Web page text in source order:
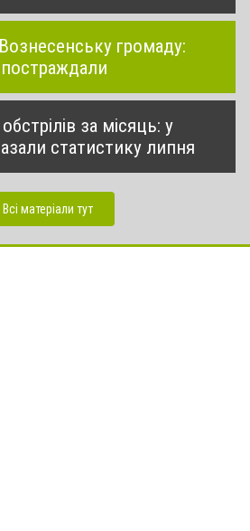
громаду:
за місяць: у
статистику липня
Всі матеріали тут